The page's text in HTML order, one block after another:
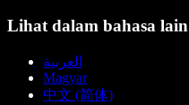
Lihat dalam bahasa lain
العربية
Magyar
中文 (简体)